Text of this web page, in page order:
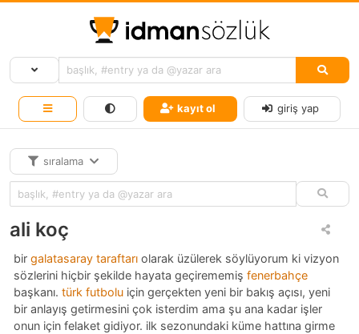
kayıt ol giriş yap
sıralama
ali koç
bir galatasaray taraftarı olarak üzülerek söylüyorum ki vizyon
sözlerini hiçbir şekilde hayata geçirememiş fenerbahçe
başkanı. türk futbolu için gerçekten yeni bir bakış açısı, yeni
bir anlayış getirmesini çok isterdim ama şu ana kadar işler
onun için felaket gidiyor. ilk sezonundaki küme hattına girme